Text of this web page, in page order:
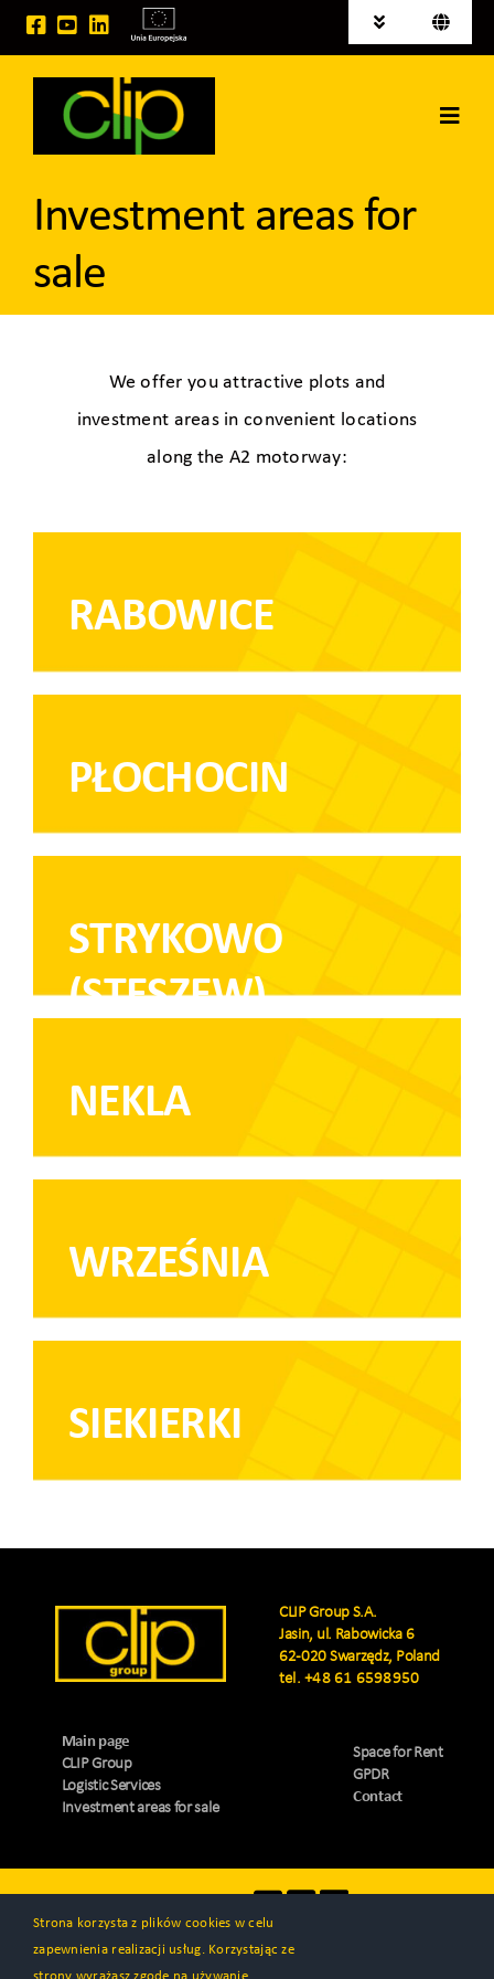
Skip
to
Toggle
Navigation
Investment areas for sale
Toggle
Deutsch
Space for rent
Investment areas for
sale
We offer you attractive plots and
investment areas in convenient locations
along the A2 motorway:
RABOWICE
PŁOCHOCIN
STRYKOWO
(STĘSZEW)
NEKLA
WRZEŚNIA
SIEKIERKI
CLIP Group S.A.
Jasin, ul. Rabowicka 6
62-020 Swarzędz, Poland
tel.+48 61 6598950
Main page
CLIP Group
Logistic Services
Investment areas for sale
Space for Rent
GPDR
Contact
Strona korzysta z plików cookies w celu
zapewnienia realizacji usług. Korzystając ze